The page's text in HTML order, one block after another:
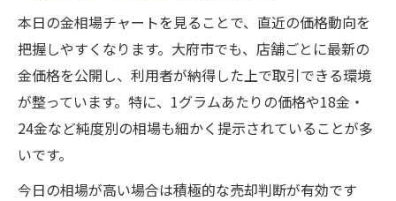
本日の金相場チャートを見ることで、直近の価格動向を
把握しやすくなります。大府市でも、店舗ごとに最新の
金価格を公開し、利用者が納得した上で取引できる環境
が整っています。特に、1グラムあたりの価格や18金・
24金など純度別の相場も細かく提示されていることが多
いです。
今日の相場が高い場合は積極的な売却判断が有効です